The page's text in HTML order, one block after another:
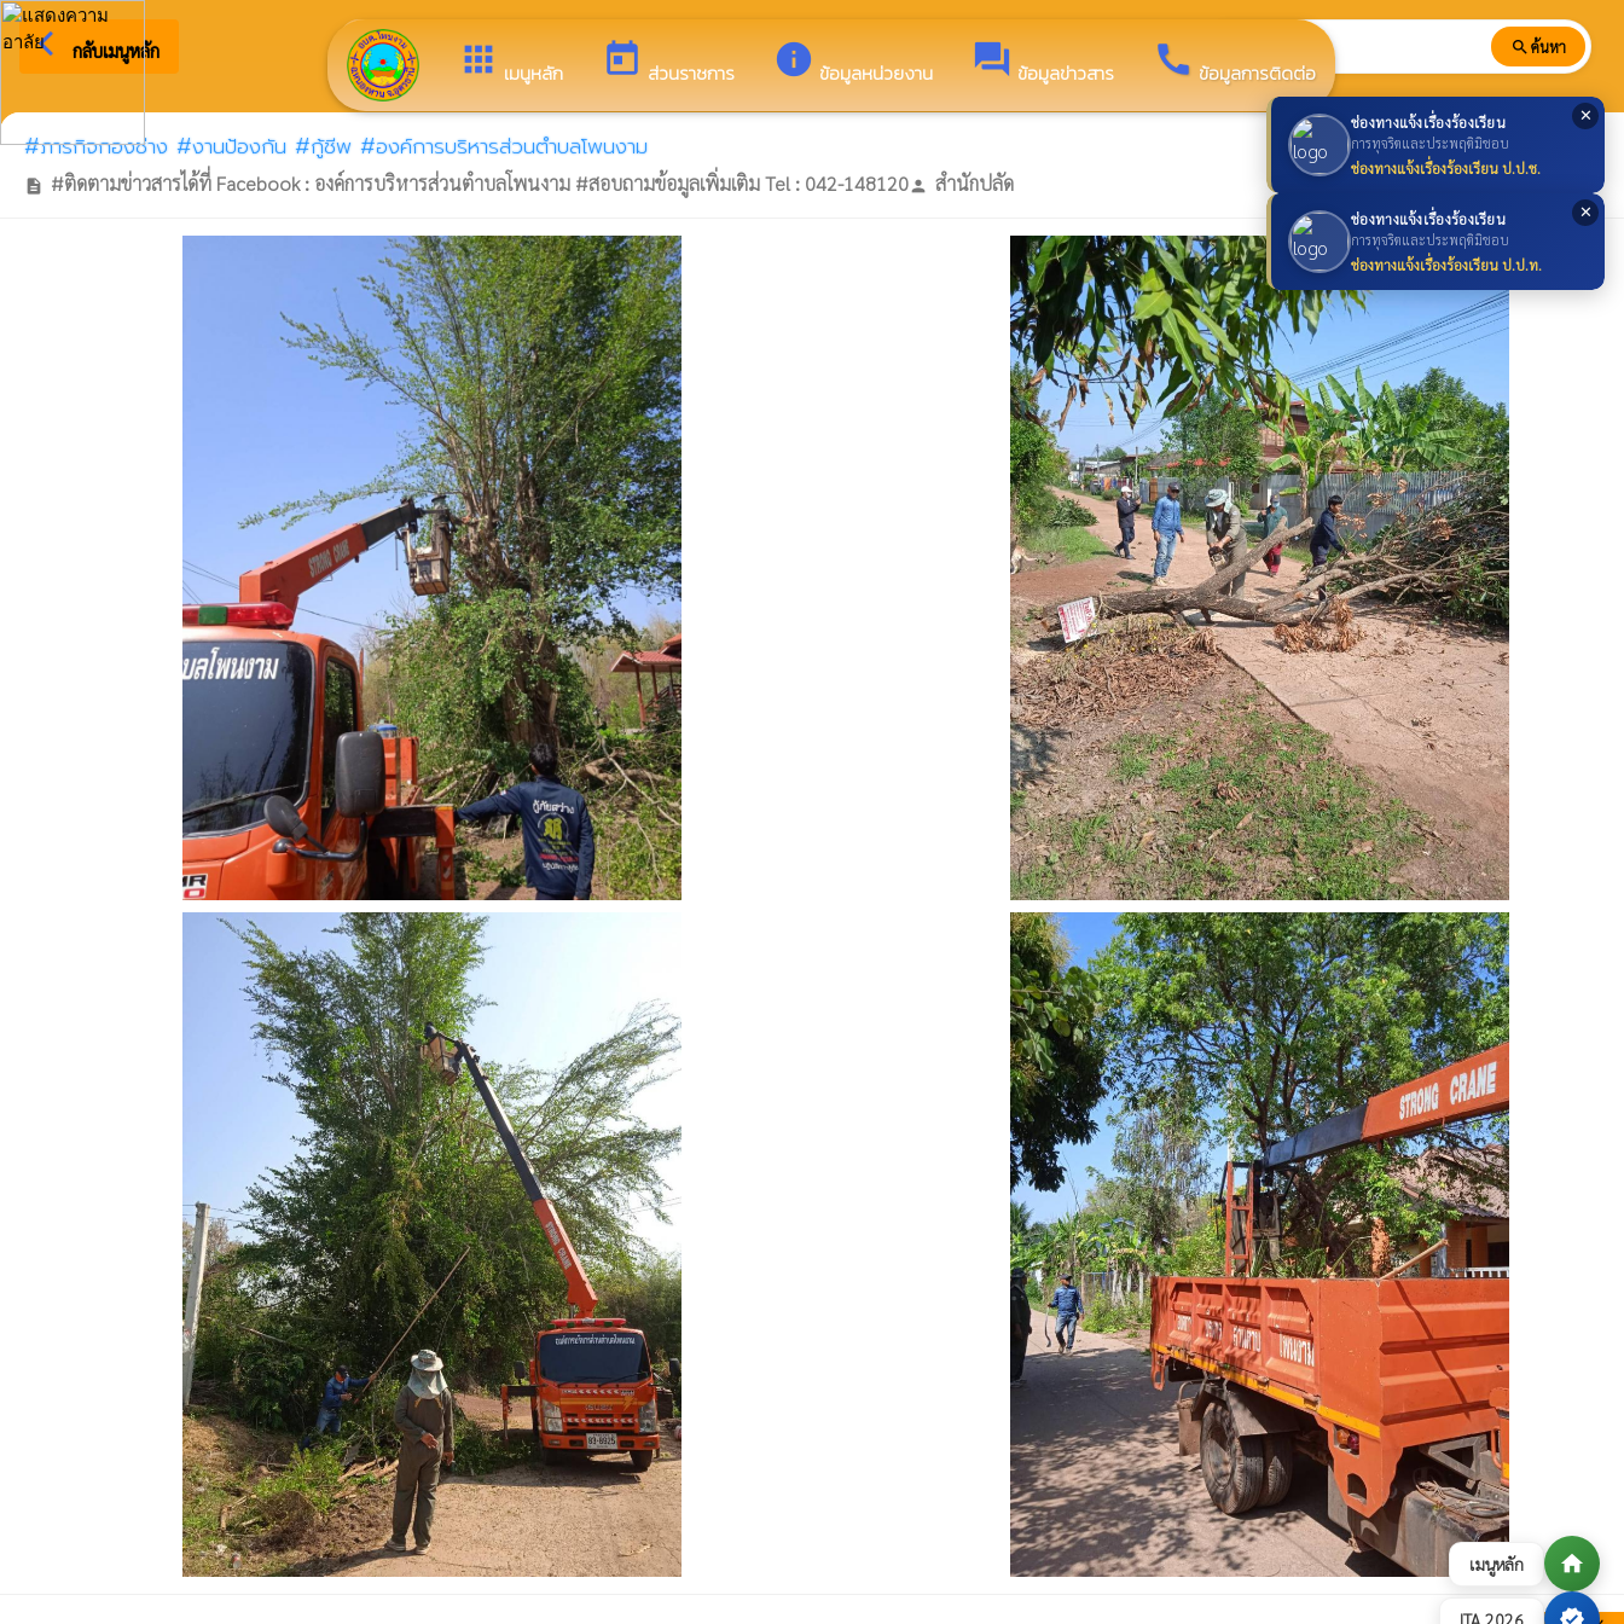
เมนูหลัก home
ITA 2026
✕
ช่องทางแจ้งเรื่องร้องเรียน
การทุจริตและประพฤติมิชอบ
ช่องทางแจ้งเรื่องร้องเรียน ป.ป.ช.
✕
ช่องทางแจ้งเรื่องร้องเรียน
การทุจริตและประพฤติมิชอบ
ช่องทางแจ้งเรื่องร้องเรียน ป.ป.ท.
apps เมนูหลัก today ส่วนราชการ info ข้อมูลหน่วยงาน forum ข้อมูลข่าวสาร call ข้อมูลการติดต่อ
arrow_back_ios กลับเมนูหลัก ยินดีต้อนรับสู่เว็บไซต์ของ องค์การบริหารส่วนตำบลโพนงาม search ค้นหา
#ภารกิจกองช่าง #งานป้องกัน #กู้ชีพ #องค์การบริหารส่วนตำบลโพนงาม
description #ติดตามข่าวสารได้ที่ Facebook : องค์การบริหารส่วนตำบลโพนงาม #สอบถามข้อมูลเพิ่มเติม Tel : 042-148120person สำนักปลัด